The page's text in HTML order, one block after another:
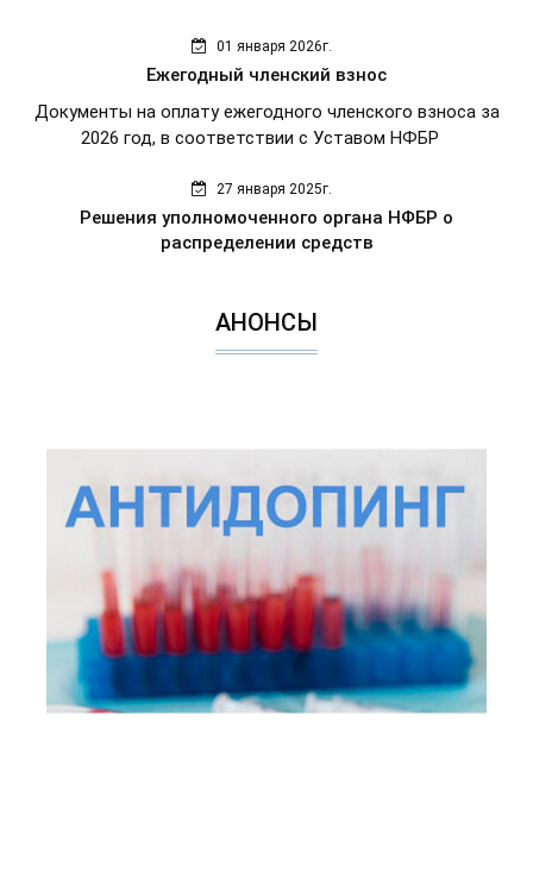
01 января 2026г.
Ежегодный членский взнос
Документы на оплату ежегодного членского взноса за
2026 год, в соответствии с Уставом НФБР
27 января 2025г.
Решения уполномоченного органа НФБР о
распределении средств
АНОНСЫ